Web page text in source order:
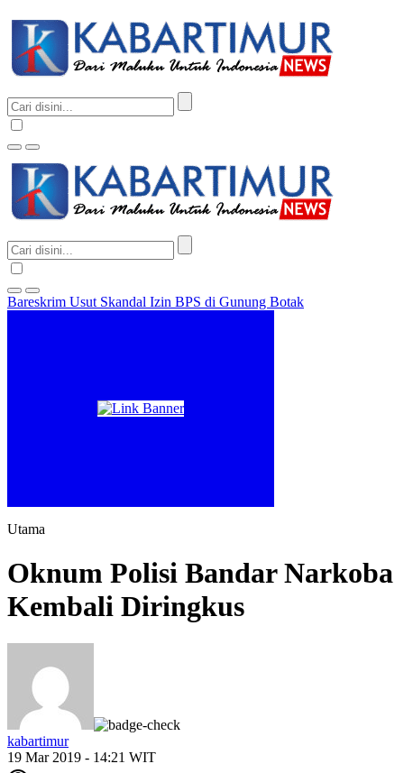
Bareskrim Usut Skandal Izin BPS di Gunung Botak
Utama
Oknum Polisi Bandar Narkoba
Kembali Diringkus
kabartimur
19 Mar 2019 - 14:21 WIT